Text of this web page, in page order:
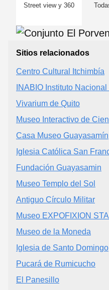
Street view y 360
Sitios relacionados
Centro Cultural Itchimbía
INABIO Instituto
Vivarium de Quito
Museo Interactivo de
Casa Museo Guayasamín
Iglesia Católica San
Fundación Guayasamin
Museo Templo del Sol
Antiguo Círculo Militar
Museo EXPOFIXION
Museo de la Moneda
Iglesia de Santo Domingo
Pucará de Rumicucho
El Panesillo